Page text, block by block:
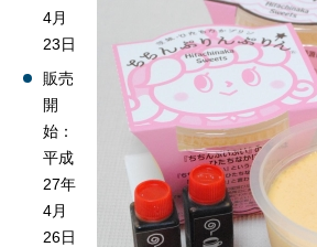
4月
23日
販売
開
始：
平成
27年
4月
26日